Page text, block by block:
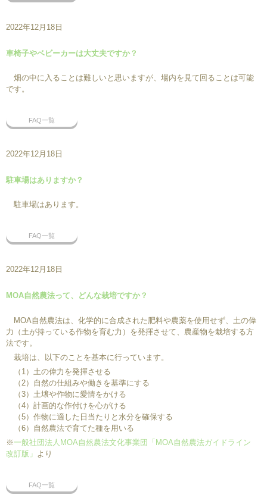
2022年12月18日
車椅子やベビーカーは大丈夫ですか？
畑の中に入ることは難しいと思いますが、場内を見て回ることは可能
です。
FAQ一覧
2022年12月18日
駐車場はありますか？
駐車場はあります。
FAQ一覧
2022年12月18日
MOA自然農法って、どんな栽培ですか？
MOA自然農法は、化学的に合成された肥料や農薬を使用せず、土の偉
力（土が持っている作物を育む力）を発揮させて、農産物を栽培する方
法です。
栽培は、以下のことを基本に行っています。
（1）土の偉力を発揮させる
（2）自然の仕組みや働きを基準にする
（3）土壌や作物に愛情をかける
（4）計画的な作付けを心がける
（5）作物に適した日当たりと水分を確保する
（6）自然農法で育てた種を用いる
※一般社団法人MOA自然農法文化事業団 「MOA自然農法ガイドライン
改訂版」 より
FAQ一覧